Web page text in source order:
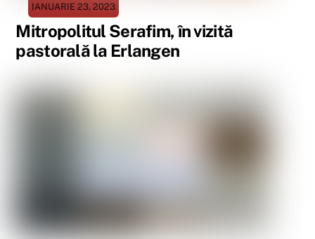
IANUARIE 23, 2023
Mitropolitul Serafim, în vizită
pastorală la Erlangen